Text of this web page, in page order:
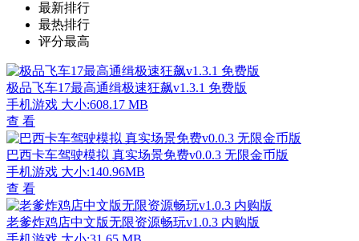
最新排行
最热排行
评分最高
极品飞车17最高通缉极速狂飙v1.3.1 免费版
手机游戏 大小:608.17 MB
查 看
巴西卡车驾驶模拟 真实场景免费v0.0.3 无限金币版
手机游戏 大小:140.96MB
查 看
老爹炸鸡店中文版无限资源畅玩v1.0.3 内购版